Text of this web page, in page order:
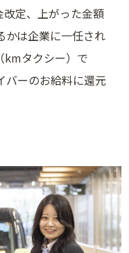
改定、上がった金額
かは企業に一任され
kmタクシー）で
バーのお給料に還元